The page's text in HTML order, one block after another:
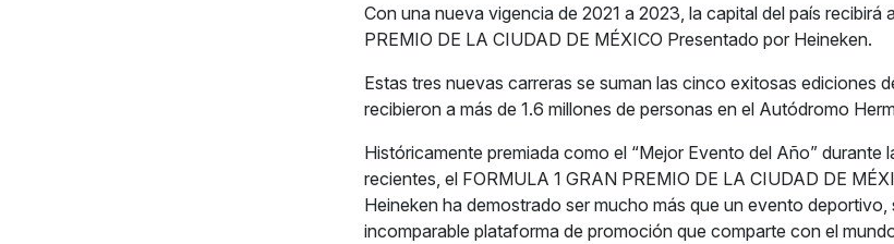
Con una nueva vigencia de 2021 a 2023, la capital del país recibirá
PREMIO DE LA CIUDAD DE MÉXICO Presentado por Heineken.
Estas tres nuevas carreras se suman las cinco exitosas ediciones
recibieron a más de 1.6 millones de personas en el Autódromo
Históricamente premiada como el “Mejor Evento del Año” durante
recientes, el FORMULA 1 GRAN PREMIO DE LA CIUDAD DE
Heineken ha demostrado ser mucho más que un evento deportivo,
incomparable plataforma de promoción que comparte con el